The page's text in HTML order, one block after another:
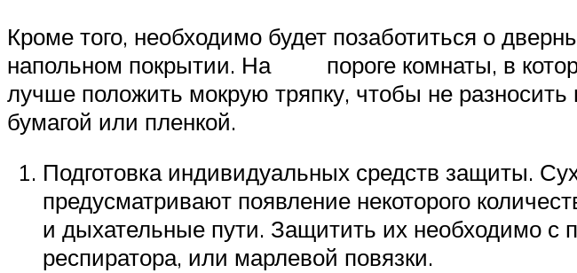
Кроме того, необходимо будет позаботиться о
напольном покрытии. На пороге комнаты, в
лучше положить мокрую тряпку, чтобы не
бумагой или пленкой.
Подготовка индивидуальных средств защиты.
предусматривают появление некоторого
и дыхательные пути. Защитить их необходимо
респиратора, или марлевой повязки.